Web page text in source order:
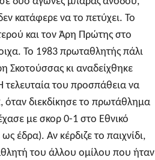
κατάφερε να το πετύχει. Το
και τον Άρη Πρώτης στο
Το 1983 πρωταθλητής πάλι
Σκοτούσσας κι αναδείχθηκε
τελευταία του προσπάθεια να
όταν διεκδίκησε το πρωτάθλημα
με σκορ 0-1 στο Εθνικό
έδρα). Αν κέρδιζε το παιχνίδι,
του άλλου ομίλου που ήταν